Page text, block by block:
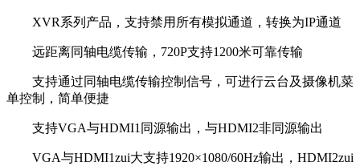
XVR系列产品，支持禁用所有模拟通道，转换为IP通道
远距离同轴电缆传输，720P支持1200米可靠传输
支持通过同轴电缆传输控制信号，可进行云台及摄像机菜
单控制，简单便捷
支持VGA与HDMI1同源输出，与HDMI2非同源输出
VGA与HDMI1zui大支持1920×1080/60Hz输出，HDMI2zui